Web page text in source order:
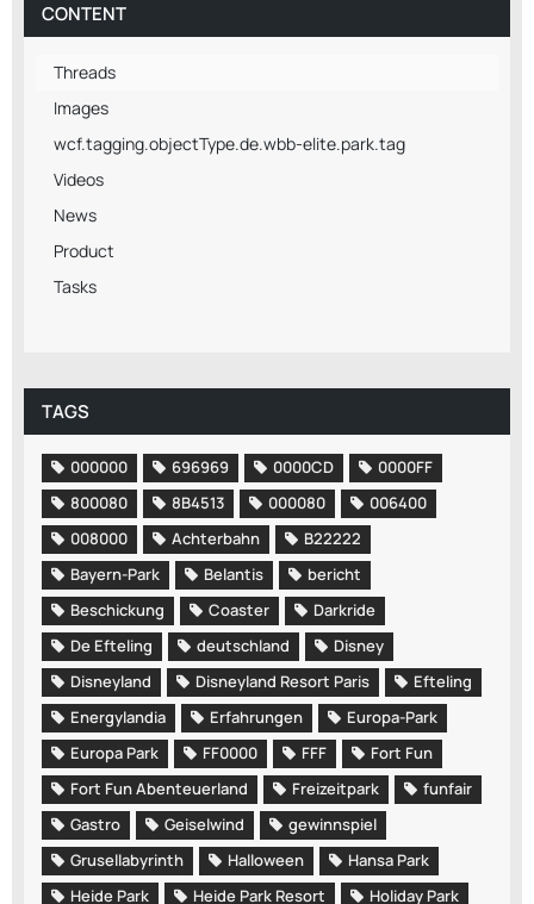
CONTENT
Threads
Images
wcf.tagging.objectType.de.wbb-elite.park.tag
Videos
News
Product
Tasks
TAGS
000000 696969 0000CD
0000FF
800080
8B4513 000080
006400
008000
Achterbahn
B22222
Bayern-Park
Belantis
bericht
Beschickung
Coaster
Darkride
De Efteling
deutschland
Disney
Disneyland
Disneyland Resort Paris
Efteling
Energylandia
Erfahrungen
Europa-Park
Europa Park
FF0000 FFF
Fort Fun
Fort Fun Abenteuerland
Freizeitpark
funfair
Gastro
Geiselwind
gewinnspiel
Grusellabyrinth
Halloween
Hansa Park
Heide Park
Heide Park Resort Holiday Park